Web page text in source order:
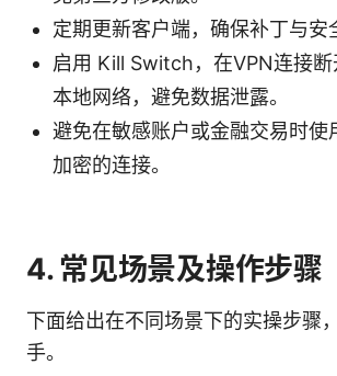
定期更新客户端，确保补丁与安
启用 Kill Switch，在VPN连接
本地网络，避免数据泄露。
避免在敏感账户或金融交易时使
加密的连接。
4. 常见场景及操作步骤
下面给出在不同场景下的实操步骤
手。